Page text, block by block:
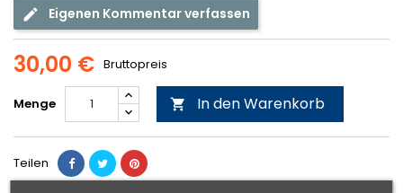
Eigenen Kommentar verfassen
30,00 € Bruttopreis
Menge  In den Warenkorb
Teilen